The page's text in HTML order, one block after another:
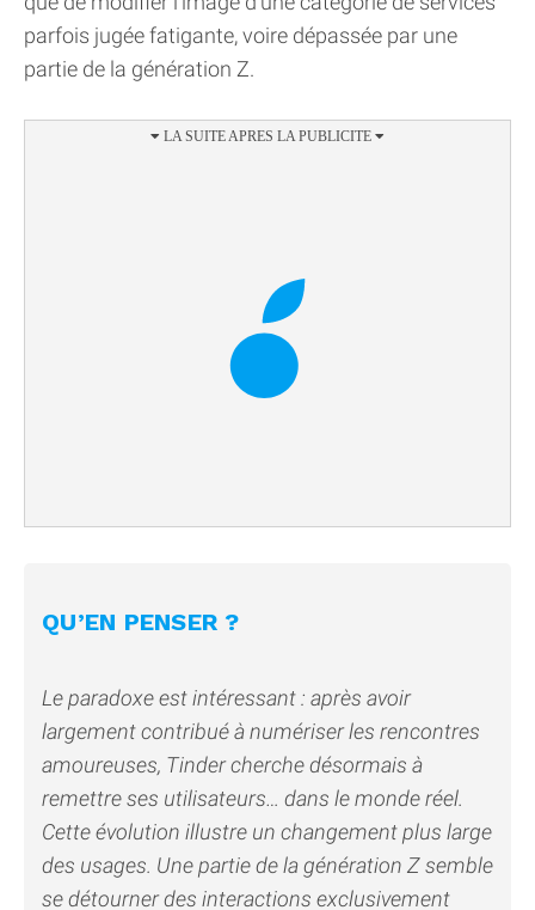
parfois jugée fatigante, voire dépassée par une
partie de la génération Z.
QU’EN PENSER ?
Le paradoxe est intéressant : après avoir
largement contribué à numériser les rencontres
amoureuses, Tinder cherche désormais à
remettre ses utilisateurs… dans le monde réel.
Cette évolution illustre un changement plus large
des usages. Une partie de la génération Z semble
se détourner des interactions exclusivement